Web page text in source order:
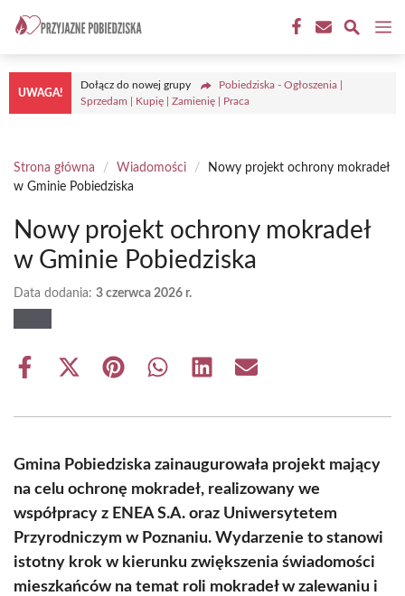
treści
UWAGA!
Dołącz do nowej grupy
Pobiedziska - Ogłoszenia |
Sprzedam | Kupię | Zamienię | Praca
Strona główna / Wiadomości /
Nowy projekt ochrony mokradeł
w Gminie Pobiedziska
Nowy projekt ochrony mokradeł
w Gminie Pobiedziska
Data dodania: 3 czerwca 2026 r.
Share
Share
(Twitter)
Share Share Share Share
Gmina Pobiedziska zainaugurowała projekt mający
na celu ochronę mokradeł, realizowany we
współpracy z ENEA S.A. oraz Uniwersytetem
Przyrodniczym w Poznaniu. Wydarzenie to stanowi
istotny krok w kierunku zwiększenia świadomości
mieszkańców na temat roli mokradeł w zalewaniu i